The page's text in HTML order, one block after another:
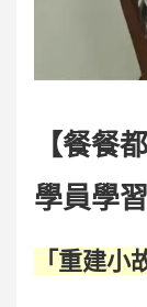
【餐餐
學員學
「重建小